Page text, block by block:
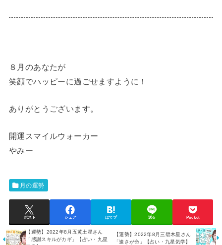
８月のあなたが
笑顔でハッピーに過ごせますように！
ありがとうございます。
開運スマイルウォーカー
やみー
月の運勢
ポスト シェア はてブ 送る Pocket
【運勢】2022年8月五黄土星さん
「感謝スキルがカギ」【占い・九星
【運勢】2022年8月三碧木星さん
「速さが命」【占い・九星気学】